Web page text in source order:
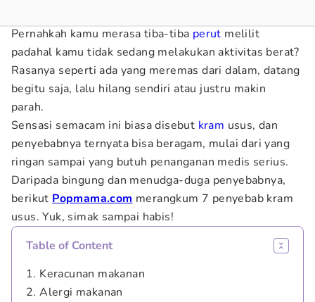
Pernahkah kamu merasa tiba-tiba perut melilit
padahal kamu tidak sedang melakukan aktivitas berat?
Rasanya seperti ada yang meremas dari dalam, datang
begitu saja, lalu hilang sendiri atau justru makin
parah.
Sensasi semacam ini biasa disebut kram usus, dan
penyebabnya ternyata bisa beragam, mulai dari yang
ringan sampai yang butuh penanganan medis serius.
Daripada bingung dan menudga-duga penyebabnya,
berikut Popmama.com merangkum 7 penyebab kram
usus. Yuk, simak sampai habis!
Table of Content
1. Keracunan makanan
2. Alergi makanan